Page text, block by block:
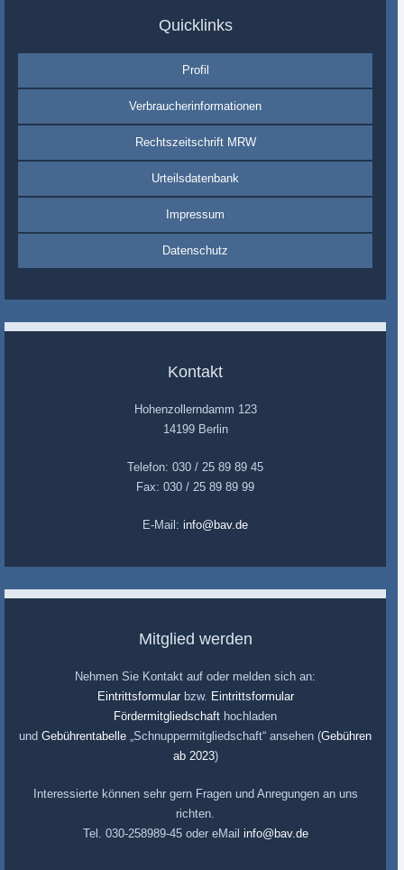
Quicklinks
Profil
Verbraucherinformationen
Rechtszeitschrift MRW
Urteilsdatenbank
Impressum
Datenschutz
Kontakt
Hohenzollerndamm 123
14199 Berlin
Telefon: 030 / 25 89 89 45
Fax: 030 / 25 89 89 99
E-Mail: info@bav.de
Mitglied werden
Nehmen Sie Kontakt auf oder melden sich an:
Eintrittsformularbzw. Eintrittsformular
Fördermitgliedschaft hochladen
und Gebührentabelle „Schnuppermitgliedschaft“ ansehen (Gebühren
ab 2023)
Interessierte können sehr gern Fragen und Anregungen an uns
richten.
Tel. 030-258989-45 oder eMail info@bav.de